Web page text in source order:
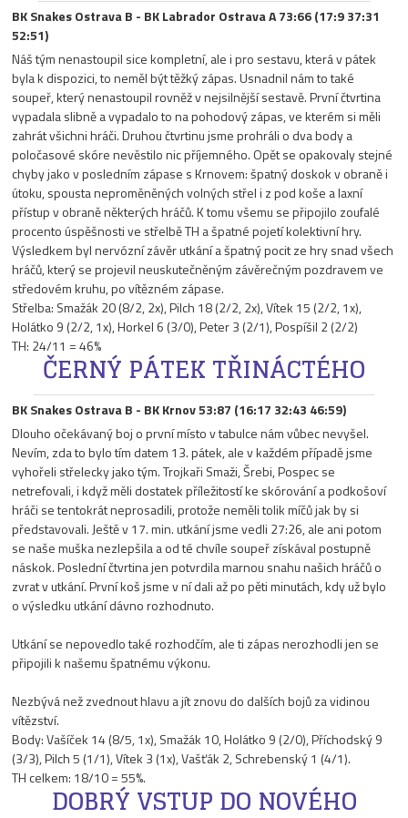
BK Snakes Ostrava B - BK Labrador Ostrava A 73:66 (17:9 37:31
52:51)
Náš tým nenastoupil sice kompletní, ale i pro sestavu, která v pátek
byla k dispozici, to neměl být těžký zápas. Usnadnil nám to také
soupeř, který nenastoupil rovněž v nejsilnější sestavě. První čtvrtina
vypadala slibně a vypadalo to na pohodový zápas, ve kterém si měli
zahrát všichni hráči. Druhou čtvrtinu jsme prohráli o dva body a
poločasové skóre nevěstilo nic příjemného. Opět se opakovaly stejné
chyby jako v posledním zápase s Krnovem: špatný doskok v obraně i
útoku, spousta neproměněných volných střel i z pod koše a laxní
přístup v obraně některých hráčů. K tomu všemu se připojilo zoufalé
procento úspěšnosti ve střelbě TH a špatné pojetí kolektivní hry.
Výsledkem byl nervózní závěr utkání a špatný pocit ze hry snad všech
hráčů, který se projevil neuskutečněným závěrečným pozdravem ve
středovém kruhu, po vítězném zápase.
Střelba: Smažák 20 (8/2, 2x), Pilch 18 (2/2, 2x), Vítek 15 (2/2, 1x),
Holátko 9 (2/2, 1x), Horkel 6 (3/0), Peter 3 (2/1), Pospíšil 2 (2/2)
TH: 24/11 = 46%
ČERNÝ PÁTEK TŘINÁCTÉHO
BK Snakes Ostrava B - BK Krnov 53:87 (16:17 32:43 46:59)
Dlouho očekávaný boj o první místo v tabulce nám vůbec nevyšel.
Nevím, zda to bylo tím datem 13. pátek, ale v každém případě jsme
vyhořeli střelecky jako tým. Trojkaři Smaži, Šrebi, Pospec se
netrefovali, i když měli dostatek příležitostí ke skórování a podkošoví
hráči se tentokrát neprosadili, protože neměli tolik míčů jak by si
představovali. Ještě v 17. min. utkání jsme vedli 27:26, ale ani potom
se naše muška nezlepšila a od té chvíle soupeř získával postupně
náskok. Poslední čtvrtina jen potvrdila marnou snahu našich hráčů o
zvrat v utkání. První koš jsme v ní dali až po pěti minutách, kdy už bylo
o výsledku utkání dávno rozhodnuto.
Utkání se nepovedlo také rozhodčím, ale ti zápas nerozhodli jen se
připojili k našemu špatnému výkonu.
Nezbývá než zvednout hlavu a jít znovu do dalších bojů za vidinou
vítězství.
Body: Vašíček 14 (8/5, 1x), Smažák 10, Holátko 9 (2/0), Příchodský 9
(3/3), Pilch 5 (1/1), Vítek 3 (1x), Vašťák 2, Schrebenský 1 (4/1).
TH celkem: 18/10 = 55%.
DOBRÝ VSTUP DO NOVÉHO